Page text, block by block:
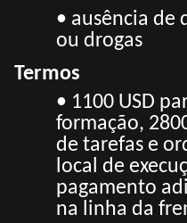
• ausência de
ou drogas
Termos
• 1100 USD
formação,
de tarefas e
local de
pagamento
na linha da